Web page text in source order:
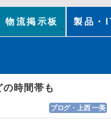
物流掲示板 製品・
時間帯も
ブログ・上西 一美